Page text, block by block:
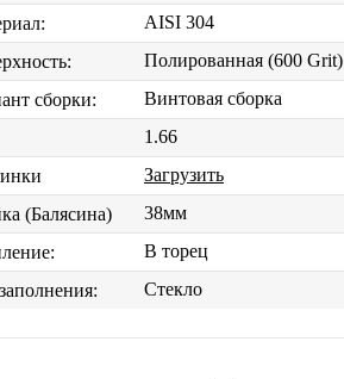
AISI 304
Полированная (600 Grit)
сборки:
Винтовая сборка
1.66
Загрузить
(Балясина)
38мм
В торец
Стекло